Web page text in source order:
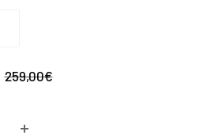
Prix
259,00€